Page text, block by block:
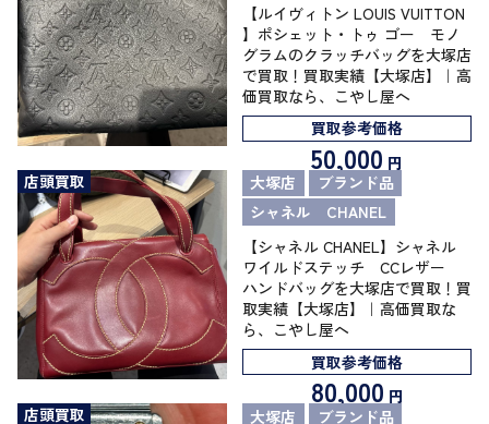
【ルイヴィトン LOUIS VUITTON
】ポシェット・トゥ ゴー モノ
グラムのクラッチバッグを大塚店
で買取！買取実績【大塚店】｜高
価買取なら、こやし屋へ
買取参考価格
50,000 円
店頭買取
大塚店
ブランド品
シャネル CHANEL
【シャネル CHANEL】シャネル
ワイルドステッチ CCレザー
ハンドバッグを大塚店で買取！買
取実績【大塚店】｜高価買取な
ら、こやし屋へ
買取参考価格
80,000 円
店頭買取
大塚店
ブランド品